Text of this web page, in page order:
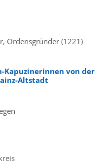
Ordensgründer (1221)
Kapuzinerinnen von der
Altstadt